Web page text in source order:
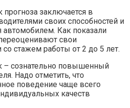
заключается в
своих способностей и
автомобилем. Как показали
свои
стажем работы от 2 до 5 лет.
– сознательно повышенный
Надо отметить, что
поведение чаще всего
качеств